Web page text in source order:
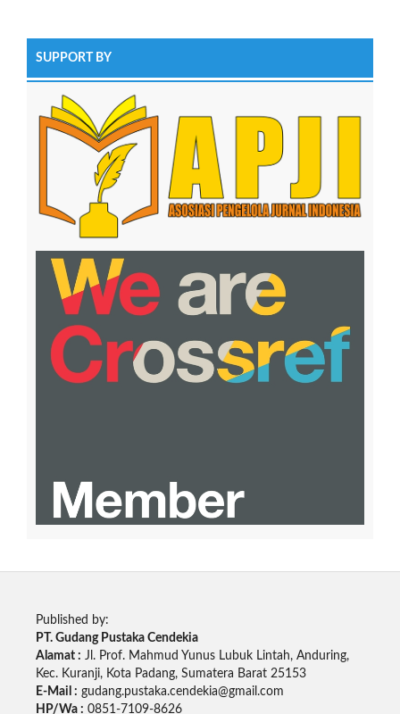
SUPPORT BY
Published by:
PT. Gudang Pustaka Cendekia
Alamat : Jl. Prof. Mahmud Yunus Lubuk Lintah, Anduring,
Kec. Kuranji, Kota Padang, Sumatera Barat 25153
E-Mail : gudang.pustaka.cendekia@gmail.com
HP/Wa : 0851-7109-8626